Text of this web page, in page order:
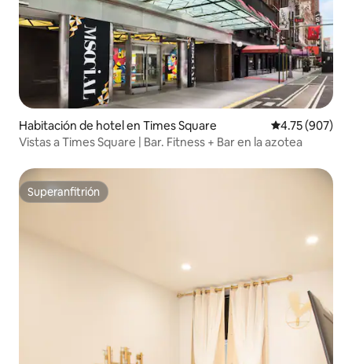
Habitación de hotel en Times Square Calificación
4.75 (907)
Vistas a Times Square | Bar. Fitness + Bar en la azotea
Superanfitrión
Superanfitrión